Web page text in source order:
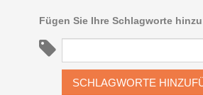
Fügen Sie Ihre Schlagworte
SCHLAGWORTE